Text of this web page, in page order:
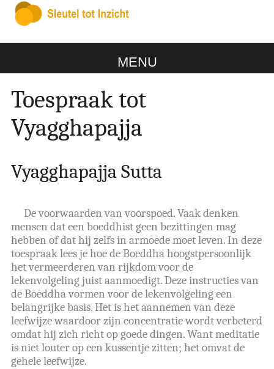
MENU
Toespraak tot
Vyagghapajja
Vyagghapajja Sutta
De voorwaarden van voorspoed. Vaak denken
mensen dat een boeddhist geen bezittingen mag
hebben of dat hij zelfs in armoede moet leven. In deze
toespraak lees je hoe de Boeddha hoogstpersoonlijk
het vermeerderen van rijkdom voor de
lekenvolgeling juist aanmoedigt. Deze instructies van
de Boeddha vormen voor de lekenvolgeling een
belangrijke basis. Het is het aannemen van deze
leefwijze waardoor zijn concentratie wordt verbeterd
omdat hij zich richt op goede dingen. Want meditatie
is niet louter op een kussentje zitten; het omvat de
gehele leefwijze.